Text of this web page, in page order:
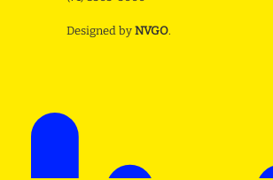
Designed by NVGO.